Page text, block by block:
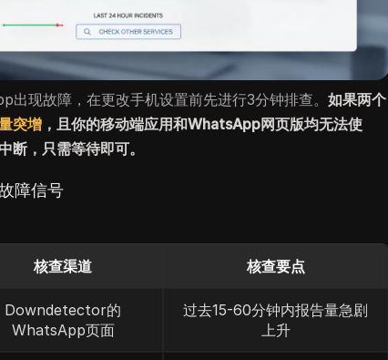
出现故障，在更改手机设置前先进行3分钟排查。如果两个
突增 ，且你的移动端应用和WhatsApp网页版均无法使
断，只需等待即可。
障信号
核查渠道 核查要点
Downdetector的
WhatsApp页面
过去15-60分钟内报告量急剧
上升